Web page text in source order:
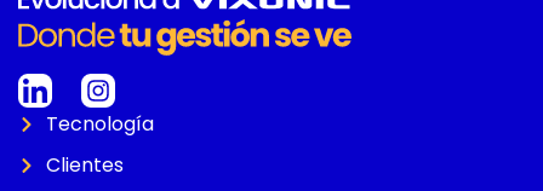
Tecnología
Clientes